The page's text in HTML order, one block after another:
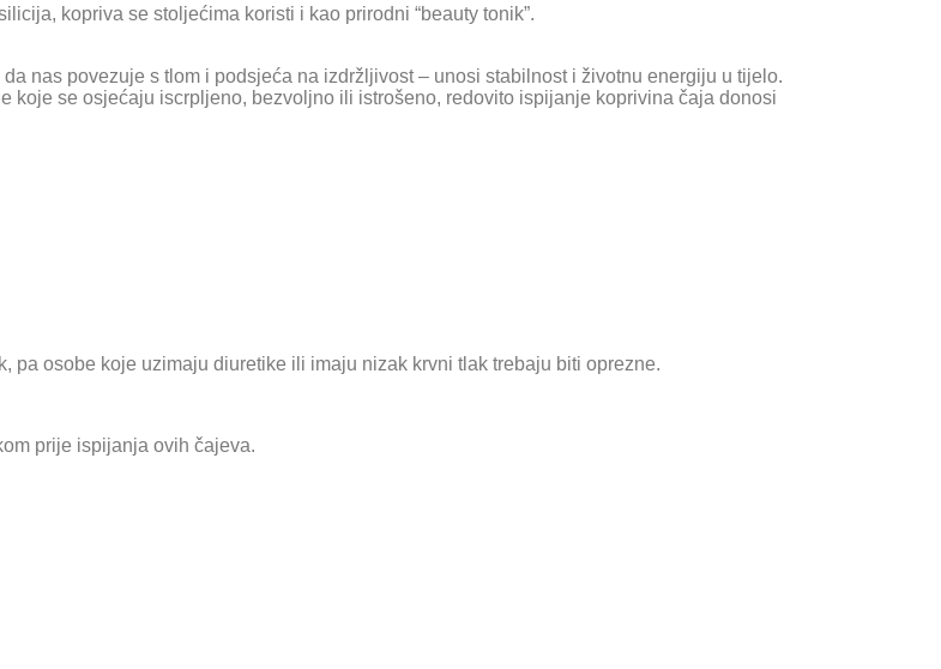
kopriva se stoljećima koristi i kao prirodni “beauty tonik”.
nas povezuje s tlom i podsjeća na izdržljivost – unosi stabilnost i životnu energiju u tijelo.
koje se osjećaju iscrpljeno, bezvoljno ili istrošeno, redovito ispijanje koprivina čaja donosi
pa osobe koje uzimaju diuretike ili imaju nizak krvni tlak trebaju biti oprezne.
prije ispijanja ovih čajeva.